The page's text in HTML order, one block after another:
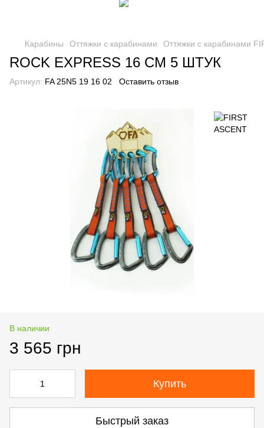
Карабины Оттяжки с карабинами Оттяжки с карабинами
ROCK EXPRESS 16 СМ 5 ШТУК
Артикул: FA 25N5 19 16 02 Оставить отзыв
В наличии
3 565 грн
Купить
Быстрый заказ